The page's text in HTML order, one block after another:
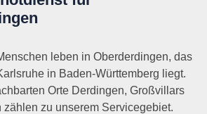
leben in Oberderdingen, das
in Baden-Württemberg liegt.
Orte Derdingen, Großvillars
zählen zu unserem Servicegebiet.